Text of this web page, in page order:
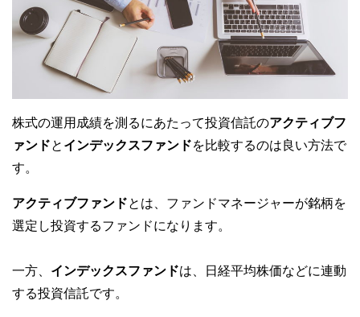
株式の運用成績を測るにあたって投資信託のアクティブフ
ァンドと インデックスファンドを比較するのは良い方法で
す。
アクティブファンドとは、ファンドマネージャーが銘柄を
選定し投資するファンドになります。
一方、 インデックスファンドは、日経平均株価などに連動
する投資信託です。